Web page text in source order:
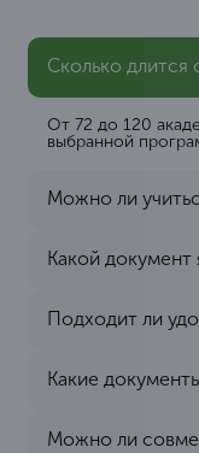
Сколько длится
От 72 до 120
выбранной
Можно ли
Какой документ
Подходит ли
Какие
Можно ли